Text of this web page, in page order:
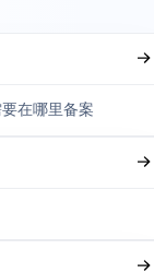
在哪里备案